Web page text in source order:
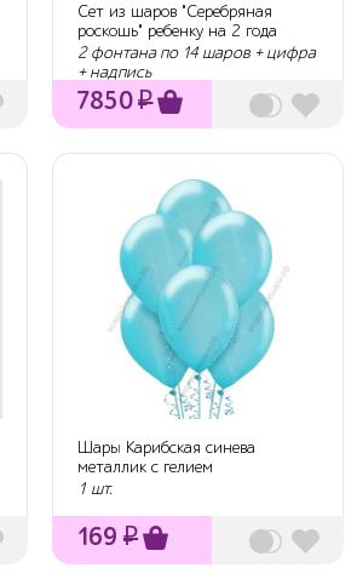
Сет из шаров "Серебряная
роскошь" ребенку на 2 года
2 фонтана по 14 шаров + цифра
+ надпись
7850₽
Шары Карибская синева
металлик с гелием
1 шт.
169 ₽